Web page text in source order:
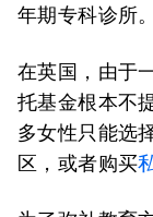
年期专科诊所。
在英国，由于
托基金根本不
多女性只能选
区，或者购买